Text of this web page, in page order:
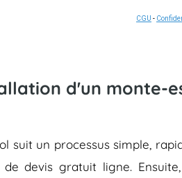
CGU -
d'un monte-
suit un processus simple,
devis gratuit ligne.